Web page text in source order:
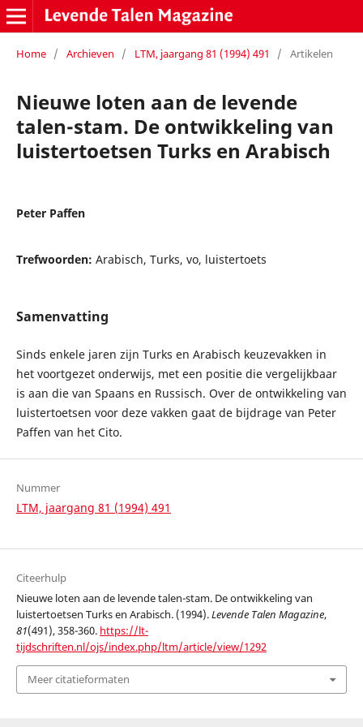
Home / Archieven / LTM, jaargang 81 (1994) 491 / Artikelen
Nieuwe loten aan de levende
talen-stam. De ontwikkeling van
luistertoetsen Turks en Arabisch
Peter Paffen
Trefwoorden: Arabisch, Turks, vo, luistertoets
Samenvatting
Sinds enkele jaren zijn Turks en Arabisch keuzevakken in
het voortgezet onderwijs, met een positie die vergelijkbaar
is aan die van Spaans en Russisch. Over de ontwikkeling van
luistertoetsen voor deze vakken gaat de bijdrage van Peter
Paffen van het Cito.
Nummer
LTM, jaargang 81 (1994) 491
Citeerhulp
Nieuwe loten aan de levende talen-stam. De ontwikkeling van
luistertoetsen Turks en Arabisch. (1994).Levende Talen Magazine,
81(491), 358-360. https://lt-
tijdschriften.nl/ojs/index.php/ltm/article/view/1292
Meer citatieformaten